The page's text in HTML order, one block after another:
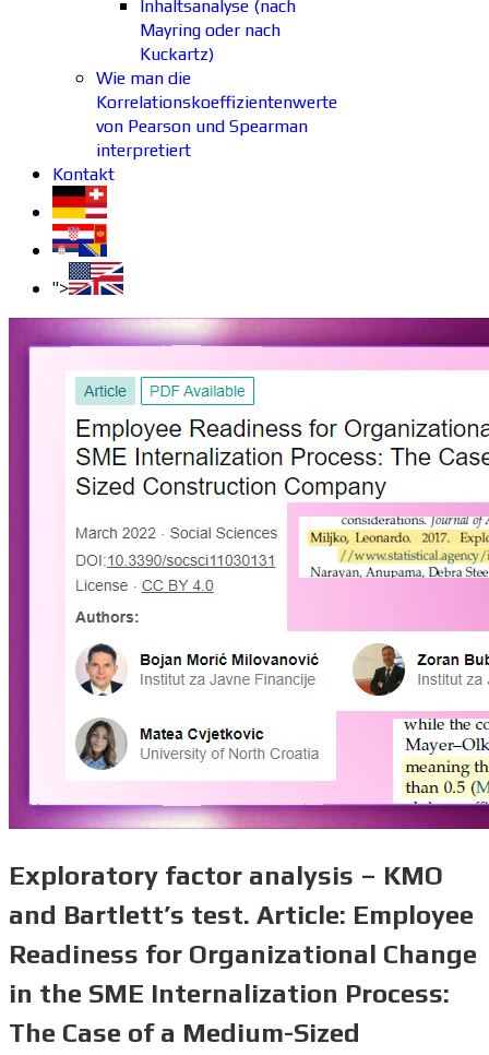
Inhaltsanalyse (nach
Mayring oder nach
Kuckartz)
Wie man die
Korrelationskoeffizientenwerte
von Pearson und Spearman
interpretiert
Kontakt
">
Exploratory factor analysis – KMO
and Bartlett’s test. Article: Employee
Readiness for Organizational Change
in the SME Internalization Process:
The Case of a Medium-Sized